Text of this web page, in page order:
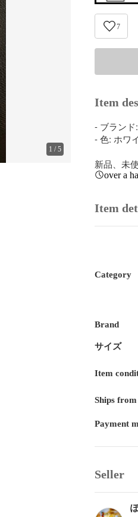
1 /5
7
Item
- ブランド
- 色: ホワ
新品、未
over a
Item
Category
Brand
サイズ
Item
Ships from
Payment
Seller